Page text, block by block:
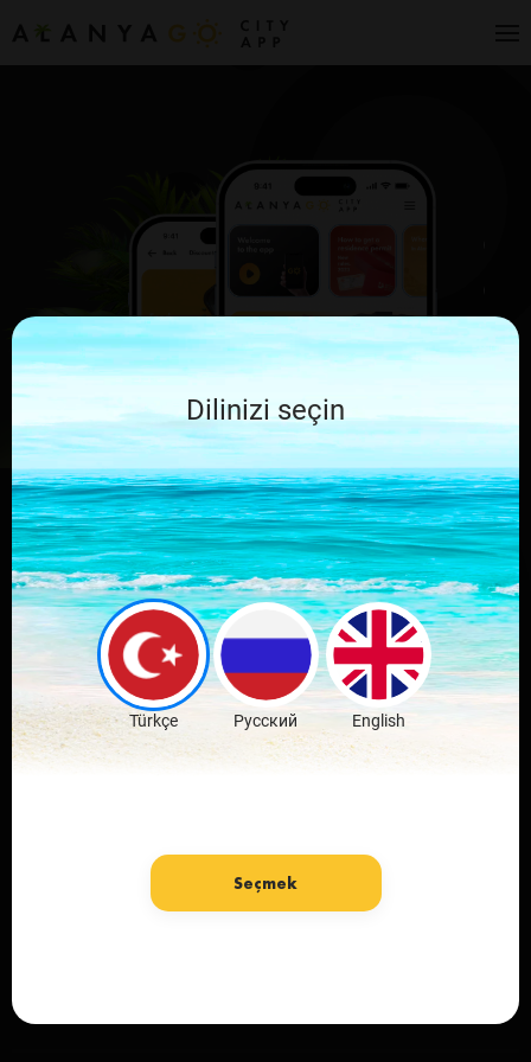
Download mobile
application
favorite city
Download Free
Dilinizi seçin
Türkçe Русский English
Seçmek